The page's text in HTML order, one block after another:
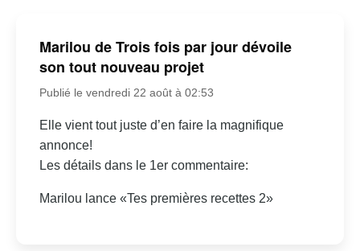
Marilou de Trois fois par jour dévoile
son tout nouveau projet
Publié le vendredi 22 août à 02:53
Elle vient tout juste d’en faire la magnifique
annonce!
Les détails dans le 1er commentaire:
Marilou lance «Tes premières recettes 2»